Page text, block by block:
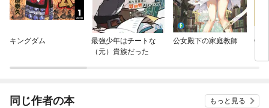
キングダム
最強少年はチートな
（元）貴族だった
公女殿下の家庭教師
同じ作者の本 もっと見る